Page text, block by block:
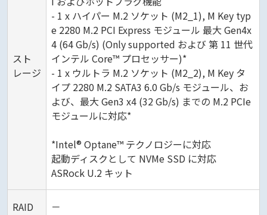
スト
レージ
- 1 x ハイパー M.2 ソケット (M2_1), M Key typ
e 2280 M.2 PCI Express モジュール 最大 Gen4x
4 (64 Gb/s) (Only supported および 第 11 世代
インテル Core™ プロセッサー)*
- 1 x ウルトラ M.2 ソケット (M2_2), M Key タ
イプ 2280 M.2 SATA3 6.0 Gb/s モジュール、お
よび、最大 Gen3 x4 (32 Gb/s) までの M.2 PCIe
モジュールに対応*
*Intel® Optane™ テクノロジーに対応
起動ディスクとして NVMe SSD に対応
ASRock U.2 キット
RAID －